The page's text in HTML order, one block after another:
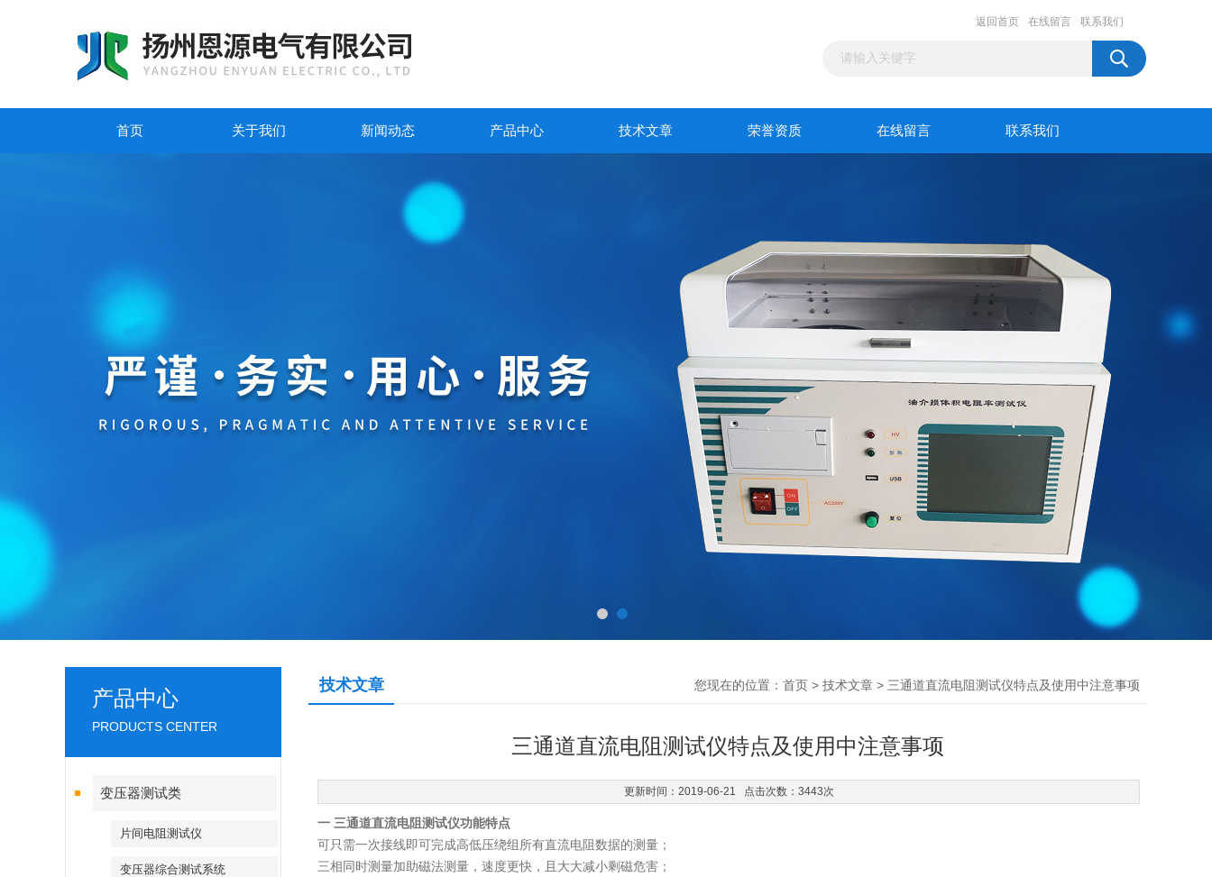
返回首页 在线留言 联系我们
首页 关于我们 新闻动态 产品中心 技术文章 荣誉资质 在线留言 联系我们
产品中心
PRODUCTS CENTER
变压器测试类
片间电阻测试仪
变压器综合测试系统
技术文章 您现在的位置： 首页 > 技术文章 > 三通道直流电阻测试仪特点及使用中注意事项
三通道直流电阻测试仪特点及使用中注意事项
更新时间：2019-06-21 点击次数：3443次
一 三通道直流电阻测试仪功能特点
可只需一次接线即可完成高低压绕组所有直流电阻数据的测量；
三相同时测量加助磁法测量，速度更快，且大大减小剩磁危害；